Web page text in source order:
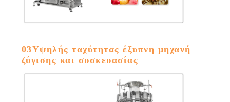
03Υψηλής ταχύτητας έξυπνη μηχανή
ζύγισης και συσκευασίας